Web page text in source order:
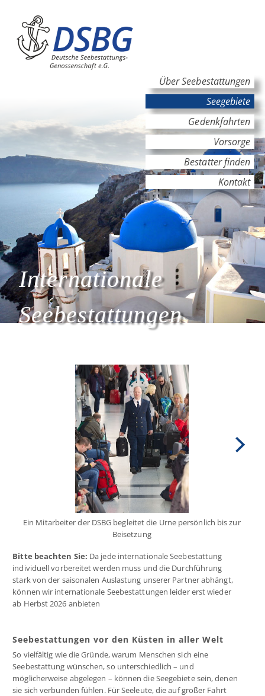
Hauptinhalt
Hauptnavigation
Über Seebestattungen
Seegebiete
Gedenkfahrten
Vorsorge
Bestatter finden
Kontakt
Internationale
Seebestattungen
Ein Mitarbeiter der DSBG begleitet die Urne persönlich bis zur
Beisetzung
Bitte beachten Sie: Da jede internationale Seebestattung
individuell vorbereitet werden muss und die Durchführung
stark von der saisonalen Auslastung unserer Partner abhängt,
können wir internationale Seebestattungen leider erst wieder
ab Herbst 2026 anbieten
Seebestattungen vor den Küsten in aller Welt
So vielfältig wie die Gründe, warum Menschen sich eine
Seebestattung wünschen, so unterschiedlich – und
möglicherweise abgelegen – können die Seegebiete sein, denen
sie sich verbunden fühlen. Für Seeleute, die auf großer Fahrt